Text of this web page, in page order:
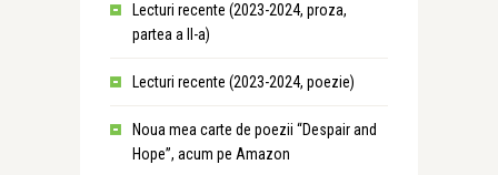
Lecturi recente (2023-2024, proza,
partea a II-a)
Lecturi recente (2023-2024, poezie)
Noua mea carte de poezii “Despair and
Hope”, acum pe Amazon